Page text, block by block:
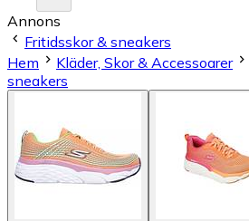
Annons
Fritidsskor & sneakers
Hem
Kläder, Skor & Accessoarer
sneakers